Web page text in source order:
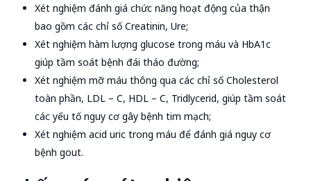
Xét nghiệm đánh giá chức năng hoạt động của thận
bao gồm các chỉ số Creatinin, Ure;
Xét nghiệm hàm lượng glucose trong máu và HbA1c
giúp tầm soát bệnh đái tháo đường;
Xét nghiệm mỡ máu thông qua các chỉ số Cholesterol
toàn phần, LDL – C, HDL – C, Tridlycerid, giúp tầm soát
các yếu tố nguy cơ gây bệnh tim mạch;
Xét nghiệm acid uric trong máu để đánh giá nguy cơ
bệnh gout.